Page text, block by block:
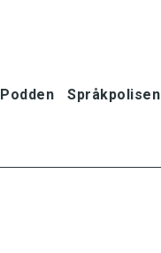
Podden Språkpolisen